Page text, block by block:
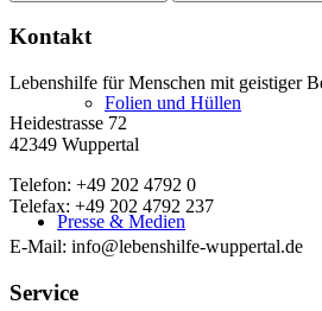
Folien und Hüllen
Presse & Medien
Kontakt
Lebenshilfe für Menschen mit geistiger
Heidestrasse 72
42349 Wuppertal
Telefon: +49 202 4792 0
Telefax: +49 202 4792 237
E-Mail: info@lebenshilfe-wuppertal.de
Service